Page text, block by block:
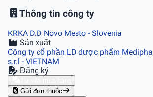
Thông tin công ty
KRKA D.D Novo Mesto - Slovenia
Sản xuất
Công ty cổ phần LD dược phẩm
s.r.l - VIETNAM
Đăng ký
Gửi đơn thuốc